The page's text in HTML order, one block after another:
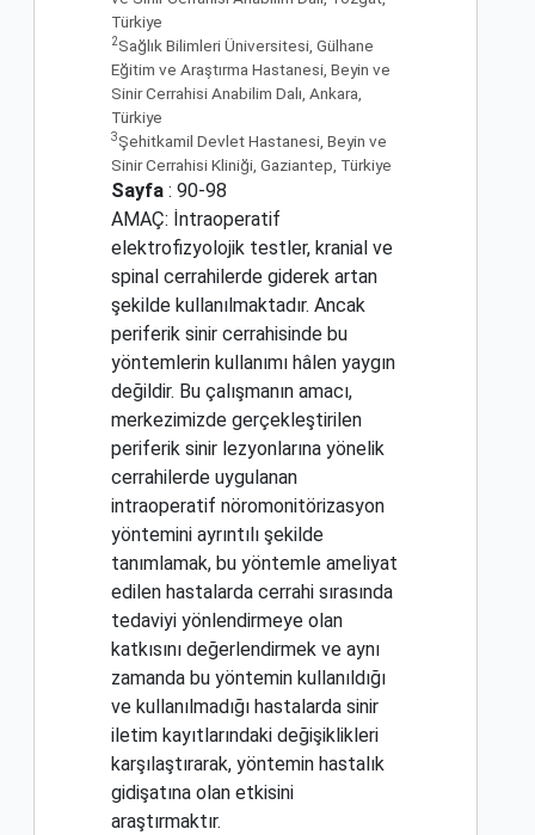
Türkiye
2Sağlık Bilimleri Üniversitesi, Gülhane
Eğitim ve Araştırma Hastanesi, Beyin ve
Sinir Cerrahisi Anabilim Dalı, Ankara,
Türkiye
3Şehitkamil Devlet Hastanesi, Beyin ve
Sinir Cerrahisi Kliniği, Gaziantep, Türkiye
Sayfa : 90-98
AMAÇ: İntraoperatif
elektrofizyolojik testler, kranial ve
spinal cerrahilerde giderek artan
şekilde kullanılmaktadır. Ancak
periferik sinir cerrahisinde bu
yöntemlerin kullanımı hâlen yaygın
değildir. Bu çalışmanın amacı,
merkezimizde gerçekleştirilen
periferik sinir lezyonlarına yönelik
cerrahilerde uygulanan
intraoperatif nöromonitörizasyon
yöntemini ayrıntılı şekilde
tanımlamak, bu yöntemle ameliyat
edilen hastalarda cerrahi sırasında
tedaviyi yönlendirmeye olan
katkısını değerlendirmek ve aynı
zamanda bu yöntemin kullanıldığı
ve kullanılmadığı hastalarda sinir
iletim kayıtlarındaki değişiklikleri
karşılaştırarak, yöntemin hastalık
gidişatına olan etkisini
araştırmaktır.